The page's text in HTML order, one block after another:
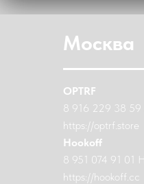
Москва
OPTRF
8 916 229 38
https://optrf.store
Hookoff
8 951 074 91 01
https://hookoff.cc